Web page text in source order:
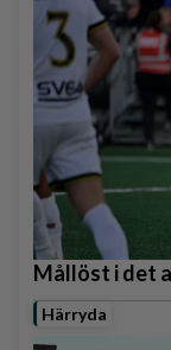
Mållöst i det
Härryda